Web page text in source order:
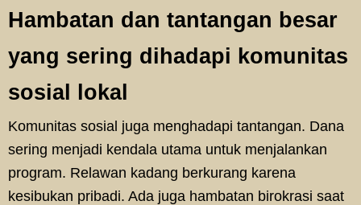
Hambatan dan tantangan besar
yang sering dihadapi komunitas
sosial lokal
Komunitas sosial juga menghadapi tantangan. Dana
sering menjadi kendala utama untuk menjalankan
program. Relawan kadang berkurang karena
kesibukan pribadi. Ada juga hambatan birokrasi saat